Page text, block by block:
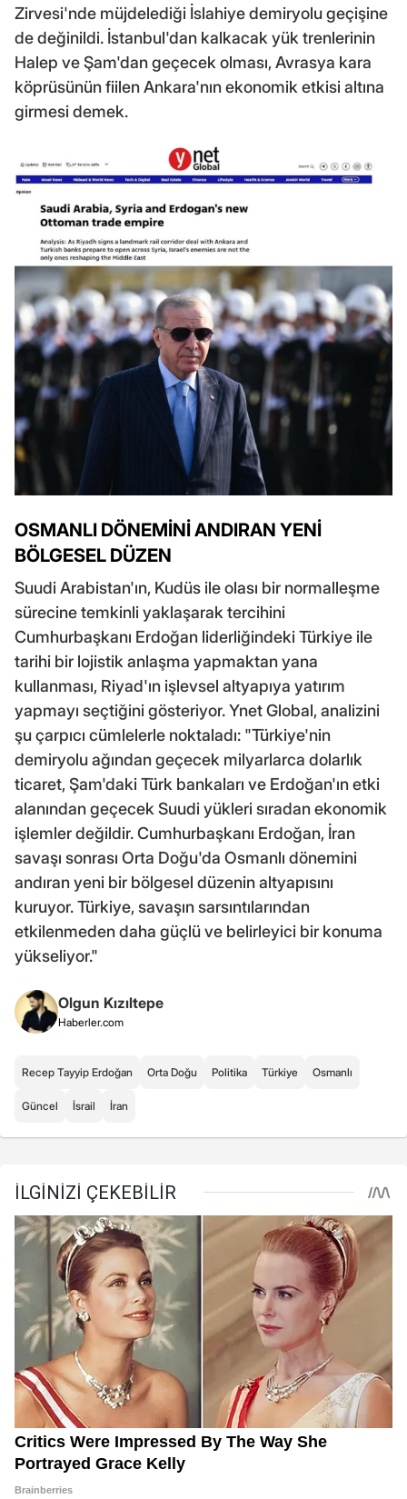
Zirvesi'nde müjdelediği İslahiye demiryolu geçişine
de değinildi. İstanbul'dan kalkacak yük trenlerinin
Halep ve Şam'dan geçecek olması, Avrasya kara
köprüsünün fiilen Ankara'nın ekonomik etkisi altına
girmesi demek.
OSMANLI DÖNEMİNİ ANDIRAN YENİ
BÖLGESEL DÜZEN
Suudi Arabistan'ın, Kudüs ile olası bir normalleşme
sürecine temkinli yaklaşarak tercihini
Cumhurbaşkanı Erdoğan liderliğindeki Türkiye ile
tarihi bir lojistik anlaşma yapmaktan yana
kullanması, Riyad'ın işlevsel altyapıya yatırım
yapmayı seçtiğini gösteriyor. Ynet Global, analizini
şu çarpıcı cümlelerle noktaladı: "Türkiye'nin
demiryolu ağından geçecek milyarlarca dolarlık
ticaret, Şam'daki Türk bankaları ve Erdoğan'ın etki
alanından geçecek Suudi yükleri sıradan ekonomik
işlemler değildir. Cumhurbaşkanı Erdoğan, İran
savaşı sonrası Orta Doğu'da Osmanlı dönemini
andıran yeni bir bölgesel düzenin altyapısını
kuruyor. Türkiye, savaşın sarsıntılarından
etkilenmeden daha güçlü ve belirleyici bir konuma
yükseliyor."
Olgun Kızıltepe
Haberler.com
Recep Tayyip Erdoğan Orta Doğu Politika Türkiye Osmanlı
Güncel İsrail İran